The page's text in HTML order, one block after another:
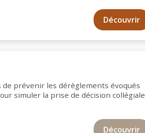
Découvrir
prévenir les dérèglements évoqués
simuler la prise de décision collégiale
Découvrir